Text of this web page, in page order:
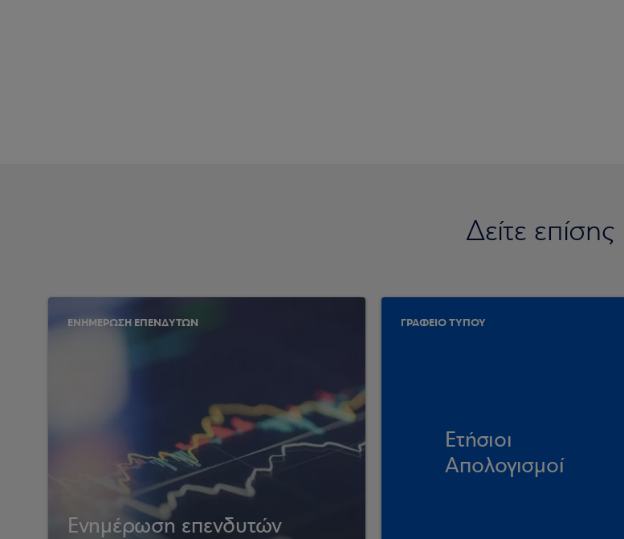
Δείτε επίσης
ΕΝΗΜΕΡΩΣΗ ΕΠΕΝΔΥΤΩΝ
Ενημέρωση επενδυτών
ΓΡΑΦΕΙΟ ΤΥΠΟΥ
Ετήσιοι
Απολογισμοί